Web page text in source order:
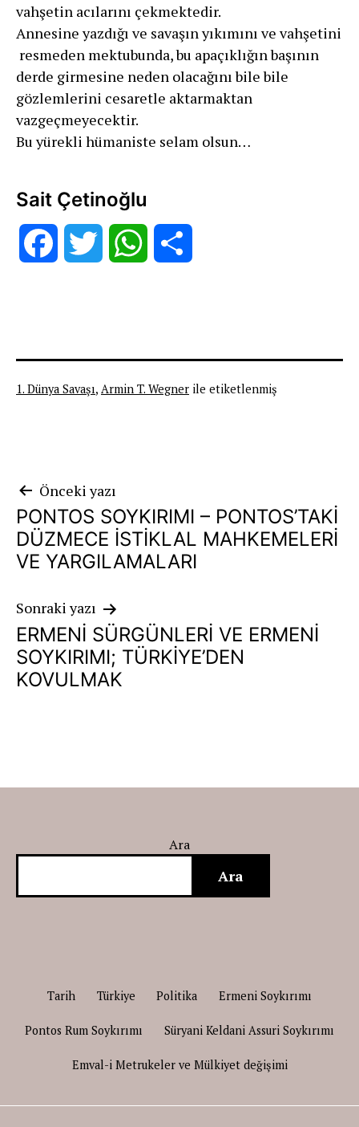
vahşetin acılarını çekmektedir.
Annesine yazdığı ve savaşın yıkımını ve vahşetini
resmeden mektubunda, bu apaçıklığın başının
derde girmesine neden olacağını bile bile
gözlemlerini cesaretle aktarmaktan
vazgeçmeyecektir.
Bu yürekli hümaniste selam olsun…
Sait Çetinoğlu
Facebook Twitter WhatsApp
1. Dünya Savaşı, Armin T. Wegner ile etiketlenmiş
Yazı
gezinmesi
Önceki yazı
PONTOS SOYKIRIMI – PONTOS’TAKİ
DÜZMECE İSTİKLAL MAHKEMELERİ
VE YARGILAMALARI
Sonraki yazı
ERMENİ SÜRGÜNLERİ VE ERMENİ
SOYKIRIMI; TÜRKİYE’DEN
KOVULMAK
Ara
Ara
Tarih Türkiye Politika Ermeni Soykırımı
Pontos Rum Soykırımı Süryani Keldani Assuri Soykırımı
Emval-i Metrukeler ve Mülkiyet değişimi